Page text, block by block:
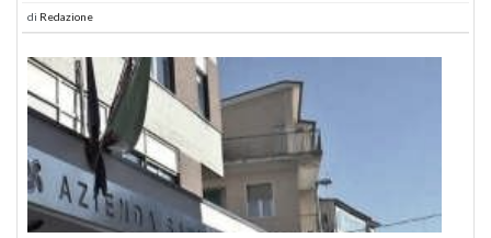
di Redazione